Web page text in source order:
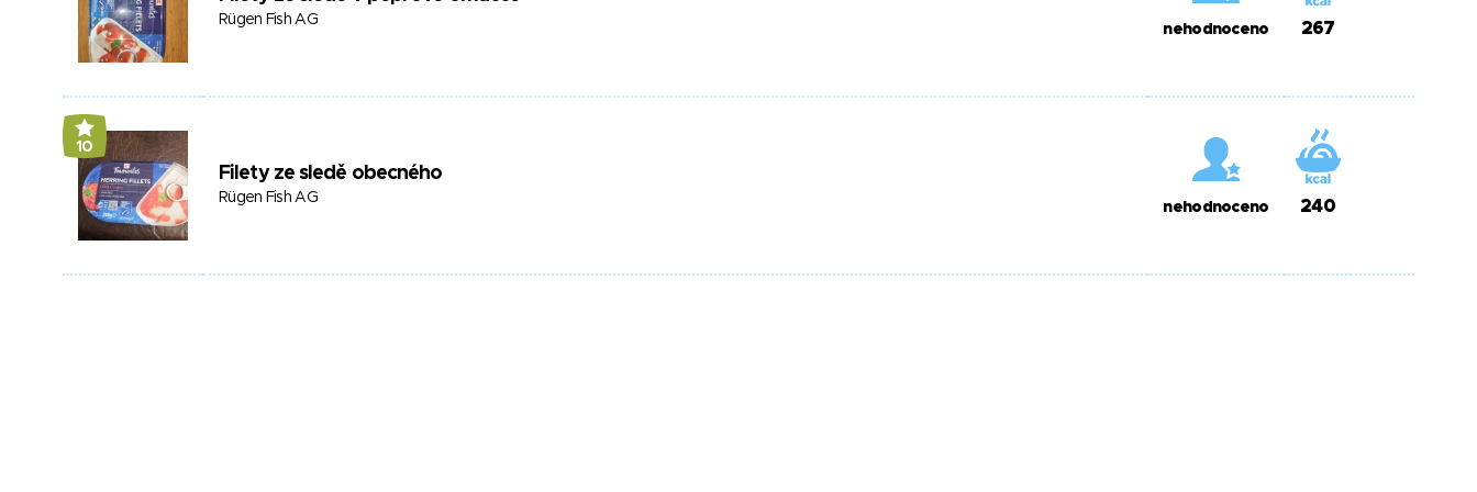
Rügen Fish AG
nehodnoceno 267
10
Filety ze sledě obecného
Rügen Fish AG
nehodnoceno 240